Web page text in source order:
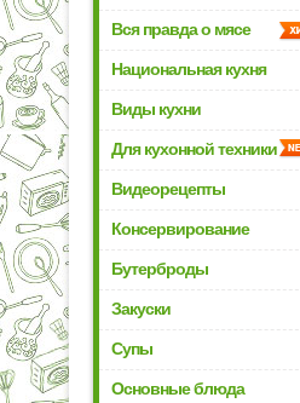
Вся правда о мясе
Национальная кухня
Виды кухни
Для кухонной техники
Видеорецепты
Консервирование
Бутерброды
Закуски
Супы
Основные блюда